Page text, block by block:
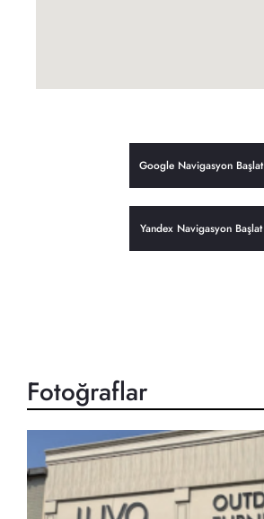
Google Navigasyon Başlat
Yandex Navigasyon Başlat
Fotoğraflar